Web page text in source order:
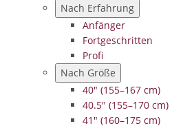
Nach Erfahrung
Anfänger
Fortgeschritten
Profi
Nach Größe
40" (155–167 cm)
40.5" (155–170 cm)
41" (160–175 cm)